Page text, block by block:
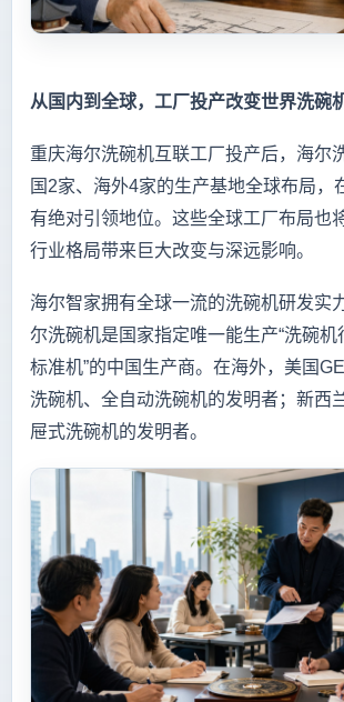
从国内到全球，工厂投产改变世界洗碗
重庆海尔洗碗机互联工厂投产后，海尔
国2家、海外4家的生产基地全球布局，
有绝对引领地位。这些全球工厂布局也
行业格局带来巨大改变与深远影响。
海尔智家拥有全球一流的洗碗机研发实
尔洗碗机是国家指定唯一能生产“洗碗
标准机”的中国生产商。在海外，美国
洗碗机、全自动洗碗机的发明者；新西
屉式洗碗机的发明者。